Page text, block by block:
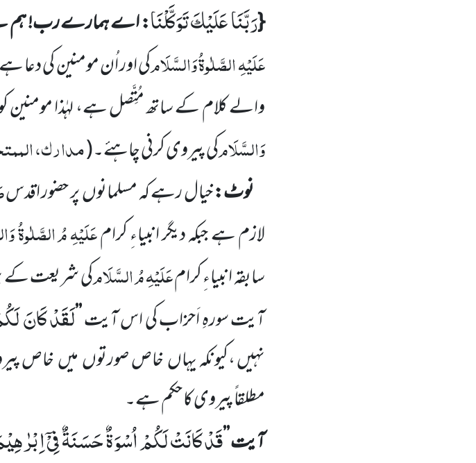
{رَبَّنَا عَلَیْكَ تَوَكَّلْنَا: اے ہمارے رب! ہم نے
عَلَیْہِالصَّلٰوۃُوَالسَّلَامکی اور اُن مومنین کی دعا
والے کلام کے ساتھ مُتَِّصل ہے، لہٰذا مومنین
وَالسَّلَامکی پیروی کرنی چاہئے۔(مدارک،
نوٹ:خیال رہے کہمسلمانوںپر حضور اقدس
لازم ہے جبکہ دیگرانبیاءِ کرامعَلَیْہِ مُ الصَّلٰوۃُ
سابقہ انبیاءِ کرامعَلَیْہِ مُ السَّلَامکی شریعت کے
آیت سورہِ اَحزاب کی اس آیت’’لَقَدْ كَانَ
نہیں ،کیونکہ یہاںخاص صورتوںمیںخاص
مطلقاً پیروی کا حکم ہے۔
آیت’’قَدْ كَانَتْ لَكُمْ اُسْوَةٌ حَسَنَةٌ فِیْۤ